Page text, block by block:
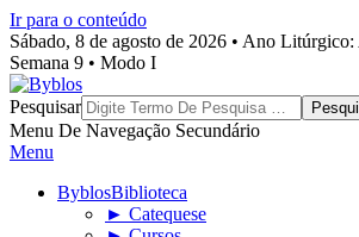
Ir para o conteúdo
Sábado, 8 de agosto de 2026 • Ano Litúrgico:
Semana 9 • Modo I
Byblos
Pesquisar
Menu De Navegação Secundário
Menu
ByblosBiblioteca
► Catequese